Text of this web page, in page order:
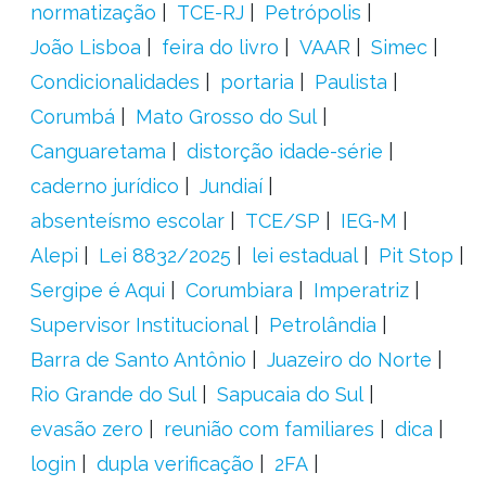
normatização
TCE-RJ
Petrópolis
João Lisboa
feira do livro VAAR
Simec
Condicionalidades
portaria
Paulista
Corumbá
Mato Grosso do Sul
Canguaretama
distorção idade-série
caderno jurídico
Jundiaí
absenteísmo escolar
TCE/SP
IEG-M
Alepi
Lei 8832/2025 lei estadual
Pit Stop
Sergipe é Aqui
Corumbiara
Imperatriz
Supervisor Institucional
Petrolândia
Barra de Santo Antônio
Juazeiro do Norte
Rio Grande do Sul
Sapucaia do Sul
evasão zero
reunião com familiares
dica
login
dupla verificação
2FA